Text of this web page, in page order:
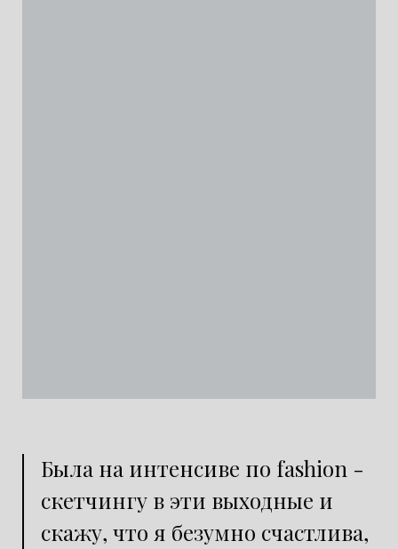
Была на интенсиве по fashion -
скетчингу в эти выходные и
скажу, что я безумно счастлива,